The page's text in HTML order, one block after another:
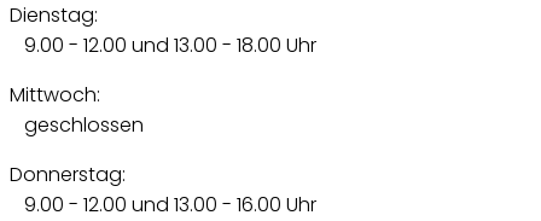
Dienstag:
9.00 - 12.00 und 13.00 - 18.00 Uhr
Mittwoch:
geschlossen
Donnerstag:
9.00 - 12.00 und 13.00 - 16.00 Uhr